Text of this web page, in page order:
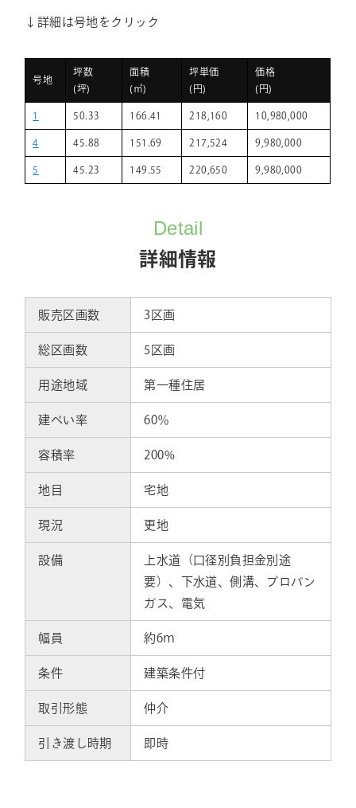
↓詳細は号地をクリック
号地
坪数
(坪)
面積
(㎡)
坪単価
(円)
価格
(円)
1 50.33 166.41 218,160 10,980,000
4 45.88 151.69 217,524 9,980,000
5 45.23 149.55 220,650 9,980,000
Detail
詳細情報
販売区画数 3区画
総区画数 5区画
用途地域 第一種住居
建ぺい率 60％
容積率 200%
地目 宅地
現況 更地
設備
上水道（口径別負担金別途
要）、下水道、側溝、プロパン
ガス、電気
幅員 約6ｍ
条件 建築条件付
取引形態 仲介
引き渡し時期 即時